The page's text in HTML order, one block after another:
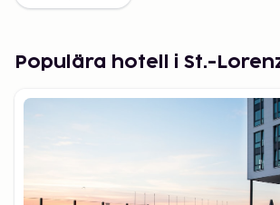
Populära hotell i St.-